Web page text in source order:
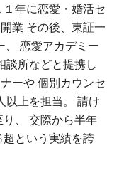
年に恋愛・婚活セ
業 その後、東証一
、 恋愛アカデミー
談所などと提携し
ーや 個別カウンセ
以上を担当。 請け
、 交際から半年
という実績を誇